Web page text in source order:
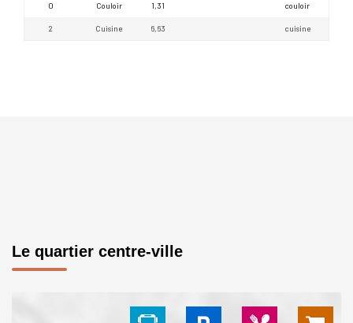
0 Couloir 1,31 couloir
2 Cuisine 6,63 cuisine
Le quartier centre-ville